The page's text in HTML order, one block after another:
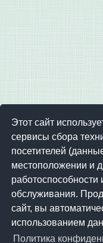
Этот сайт
сервисы сбора
посетителей
местоположении и
работоспособности
обслуживания.
сайт, вы
использованием
Политика